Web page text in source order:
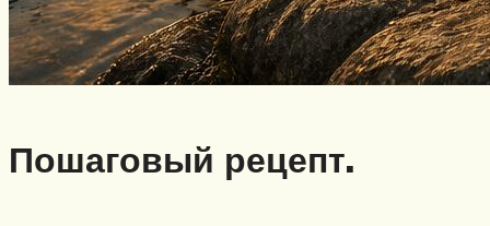
Пошаговый рецепт.